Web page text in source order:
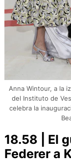
Anna Wintour, a la
del Instituto de
celebra la
18.58 | El
Federer a